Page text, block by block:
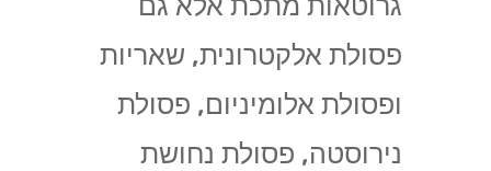
פסולת אלקטרונית, שאריות
ופסולת אלומיניום, פסולת
נירוסטה, פסולת נחושת